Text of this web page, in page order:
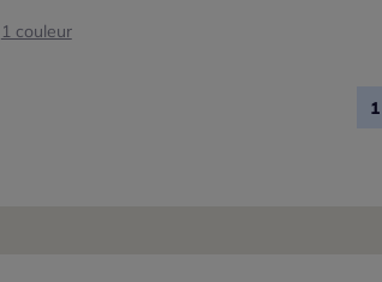
1 couleur
1